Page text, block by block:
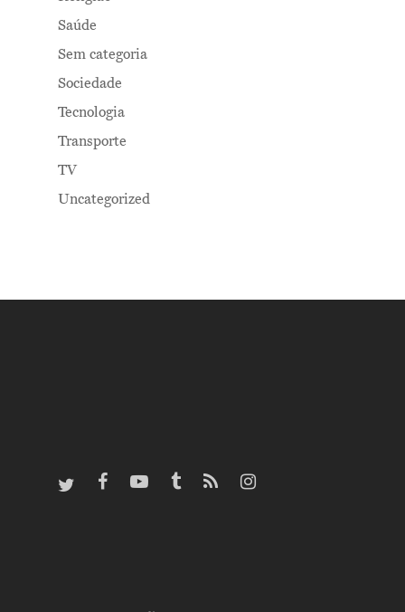
Saúde
Sem categoria
Sociedade
Tecnologia
Transporte
TV
Uncategorized